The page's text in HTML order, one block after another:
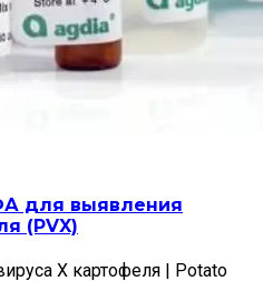
для выявления
(PVX)
X картофеля | Potato